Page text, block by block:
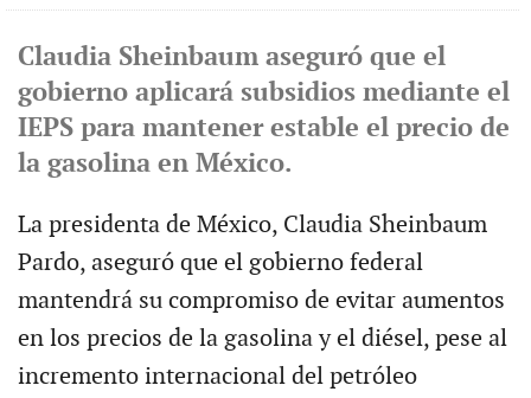
Claudia Sheinbaum aseguró que el
gobierno aplicará subsidios mediante el
IEPS para mantener estable el precio de
la gasolina en México.
La presidenta de México, Claudia Sheinbaum
Pardo, aseguró que el gobierno federal
mantendrá su compromiso de evitar aumentos
en los precios de la gasolina y el diésel, pese al
incremento internacional del petróleo